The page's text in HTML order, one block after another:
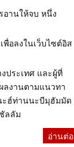
อานให้จบ หนึ่ง
อลงในเว็บไซต์อิส
ประเทศ และผู้ที่
ลงานตามแนวทา
ฮ์ท่านนะบีมุฮัมมัด
ลลัม
อ่านต่อ